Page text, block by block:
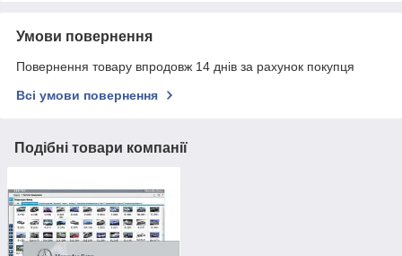
Умови повернення
Повернення товару впродовж 14 днів за рахунок покупця
Всі умови повернення
Подібні товари компанії